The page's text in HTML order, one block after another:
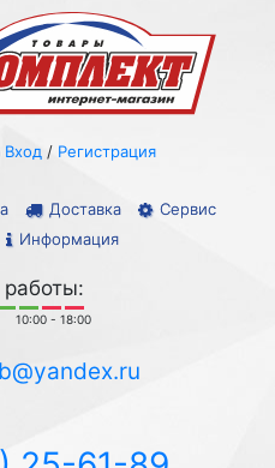
Доставка
Сервис
Информация
Вход / Регистрация
10:00 - 18:00